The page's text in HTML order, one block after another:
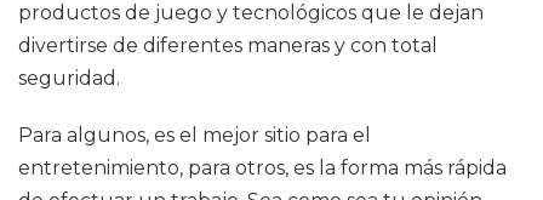
productos de juego y tecnológicos que le dejan
divertirse de diferentes maneras y con total
seguridad.
Para algunos, es el mejor sitio para el
entretenimiento, para otros, es la forma más rápida